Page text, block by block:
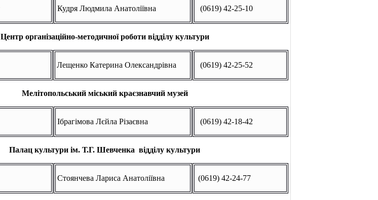
Кудря Людмила Анатоліївна (0619) 42-25-10
Центр організаційно-методичної роботи відділу культури
Лещенко Катерина Олександрівна (0619) 42-25-52
Мелітопольський міський краєзнавчий музей
Ібрагімова Лєйла Різаєвна (0619) 42-18-42
Палац культури ім. Т.Г. Шевченка відділу культури
Стоянчева Лариса Анатоліївна (0619) 42-24-77